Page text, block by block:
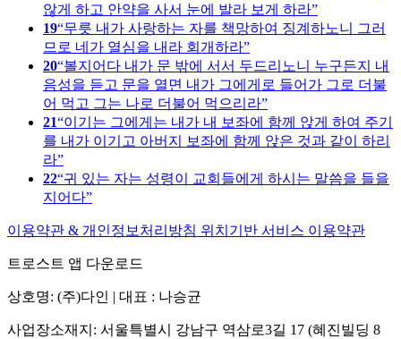
않게 하고 안약을 사서 눈에 발라 보게 하라
19 무릇 내가 사랑하는 자를 책망하여 징계하노니 그러
므로 네가 열심을 내라 회개하라
20 볼지어다 내가 문 밖에 서서 두드리노니 누구든지 내
음성을 듣고 문을 열면 내가 그에게로 들어가 그로 더불
어 먹고 그는 나로 더불어 먹으리라
21 이기는 그에게는 내가 내 보좌에 함께 앉게 하여 주기
를 내가 이기고 아버지 보좌에 함께 앉은 것과 같이 하리
라
22 귀 있는 자는 성령이 교회들에게 하시는 말씀을 들을
지어다
이용약관 & 개인정보처리방침 위치기반 서비스 이용약관
트로스트 앱 다운로드
상호명: (주)다인 | 대표 : 나승균
사업장소재지: 서울특별시 강남구 역삼로3길 17 (혜진빌딩 8